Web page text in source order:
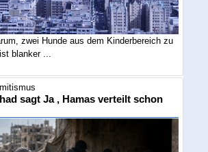
zwei Hunde aus dem Kinderbereich zu
blanker ...
sagt Ja , Hamas verteilt schon